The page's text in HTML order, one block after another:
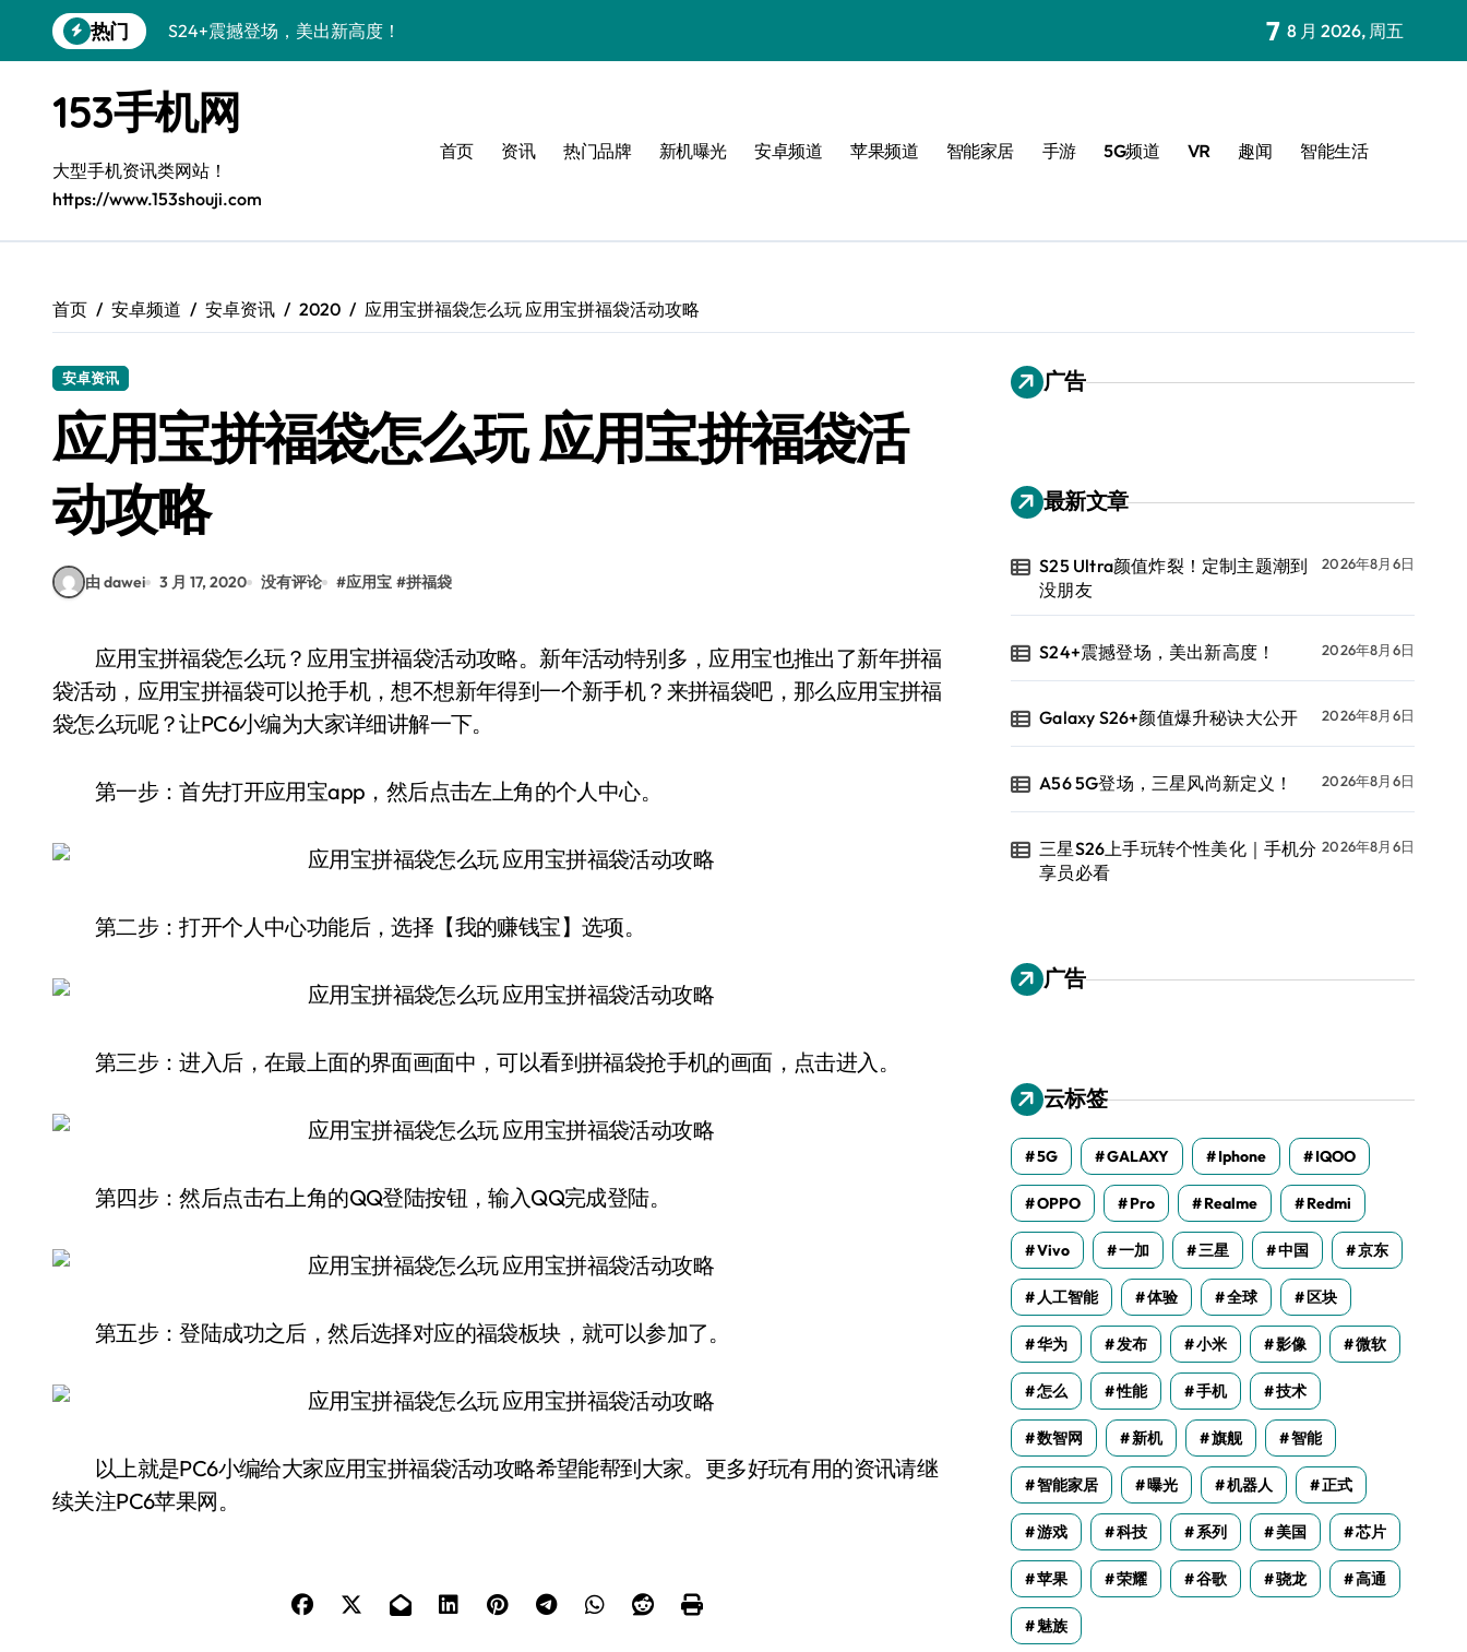
到
热门
S24+震撼登场，美出新高度！
A56 5G登场，三星风尚新定义！
三星S26上手玩转个性美化｜手机分享员必看
S25美化秘籍：个性潮玩，炫酷加倍！
C55 5G焕新秘籍：定制潮流无限畅玩
Galaxy Z Flip6：折叠时尚，一瞬惊艳
S25 Ultra颜值炸裂！定制主题潮到没朋友
7 8 月 2026, 周五
153手机网
大型手机资讯类网站！
https://www.153shouji.com
首页 资讯 热门品牌 新机曝光 安卓频道 苹果频道 智能家居 手游 5G频道 VR 趣闻 智能生活
首页 安卓频道 安卓资讯 2020 应用宝拼福袋怎么玩 应用宝拼福袋活动攻略
安卓资讯
应用宝拼福袋怎么玩 应用宝拼福袋活
动攻略
由 dawei 3 月 17, 2020 没有评论 #应用宝 #拼福袋
应用宝拼福袋怎么玩？应用宝拼福袋活动攻略。新年活动特别多，应用宝也推出了新年拼福
袋活动，应用宝拼福袋可以抢手机，想不想新年得到一个新手机？来拼福袋吧，那么应用宝拼福
袋怎么玩呢？让PC6小编为大家详细讲解一下。
第一步：首先打开应用宝app，然后点击左上角的个人中心。
第二步：打开个人中心功能后，选择【我的赚钱宝】选项。
第三步：进入后，在最上面的界面画面中，可以看到拼福袋抢手机的画面，点击进入。
第四步：然后点击右上角的QQ登陆按钮，输入QQ完成登陆。
第五步：登陆成功之后，然后选择对应的福袋板块，就可以参加了。
以上就是PC6小编给大家应用宝拼福袋活动攻略希望能帮到大家。更多好玩有用的资讯请继
续关注PC6苹果网。
广告
最新文章
S25 Ultra颜值炸裂！定制主题潮到
没朋友
2026年8月6日
S24+震撼登场，美出新高度！ 2026年8月6日
Galaxy S26+颜值爆升秘诀大公开 2026年8月6日
A56 5G登场，三星风尚新定义！ 2026年8月6日
三星S26上手玩转个性美化｜手机分
享员必看
2026年8月6日
广告
云标签
5G GALAXY Iphone IQOO
OPPO Pro Realme Redmi
Vivo 一加 三星 中国 京东
人工智能 体验 全球 区块
华为 发布 小米 影像 微软
怎么 性能 手机 技术
数智网 新机 旗舰 智能
智能家居 曝光 机器人 正式
游戏 科技 系列 美国 芯片
苹果 荣耀 谷歌 骁龙 高通
魅族